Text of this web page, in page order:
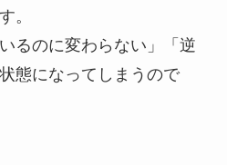
。
るのに変わらない」「逆
態になってしまうので